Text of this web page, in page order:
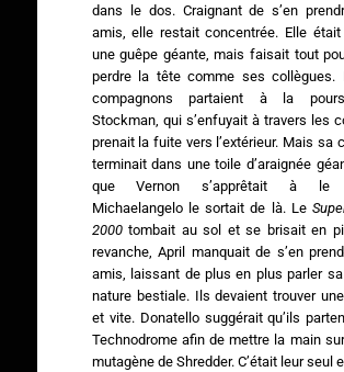
dans le dos. Craignant de s’en
amis, elle restait concentrée. Elle était
une guêpe géante, mais faisait tout
perdre la tête comme ses collègues.
compagnons partaient à la
Stockman, qui s’enfuyait à travers les
prenait la fuite vers l’extérieur. Mais sa
terminait dans une toile d’araignée
que Vernon s’apprêtait à le
Michaelangelo le sortait de là. Le
2000tombait au sol et se brisait en
revanche, April manquait de s’en
amis, laissant de plus en plus parler
nature bestiale. Ils devaient trouver
et vite. Donatello suggérait qu’ils
Technodrome afin de mettre la main
mutagène de Shredder. C’était leur seul